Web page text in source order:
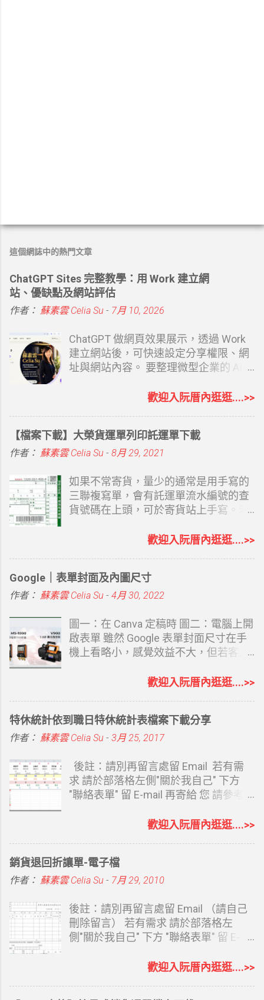
這個網誌中的熱門文章
ChatGPT Sites 完整教學：用 Work 建立網
站、優缺點及網站評估
作者： 蘇素雲 Celia Su - 7月 10, 2026
ChatGPT 做網頁效果展示，透過 Work
建立網站後，可快速設定分享權限、網
址與網站內容。 要整理微型企業的 AI
建立自己的專屬網站 從 0 開始打造個人
Blogger 都有點難度，Canva 你也覺得
還要有想法，當然還有其他的 AI 工具可
受大家歡迎，常用、沒陌生感的
ChatGPT 也有了相對完整的網站功能。
說它完整是因為涵蓋了必要的 SEO 及想
OpenAI 於 2026 年 7 月 9 日宣布推出
建立、修改及發布網站。不需要懂
HTML、CSS，也不用購買主機或安裝
網站，就能透過對話逐步完成。 目前開
放給 Pro、Pro Lite、Edu 等帳號使用
者，Plus 帳號陸續開放中，免費帳號及
方說明中沒提及。 我是 Plus 帳號，
它我的部落格、形象網站、Instagram
與 YouTube 網址，請 ChatGPT Work 幫
構、版面設計、數位平台入口，到後續
修改字體、導覽列、按鈕與網址，都透
過對話完成。 ChatGPT Sites 的優點
用說太多，因為若你已是長期使用者，
平常對話中了解，並主動提供內容，做
出來的網址也滿足 SEO 要求，包括：
歡迎入阮厝內逛逛....>>
【檔案下載】大榮貨運單列印託運單下載
作者： 蘇素雲 Celia Su - 8月 29, 2021
如果不常寄貨，量少的通常是用手寫的
三聯複寫單，會有託運單流水編號的查
貨號碼在上頭，可於寄貨站上手寫。若
的三聯托運單，再自己套表列印，至少
備用，當然電腦強的還是可以 EXCEL
建立資料再至 WORD 套印，選擇一個自
提供，有需要的再留言和我說（別直接
留 Email 嘿，會被看光） 最方便的當然
是請大榮貨運來公司安裝託運軟體，再
式印表機適用二側有洞的小貼紙，公司
印及軟體操作運費說明 Kerry大榮貨運
點陣式三聯複印託運單 新版 Kerry大榮
Kerry大榮貨運 印表套印結果 Kerry大榮
貨運 印表機設定-邊界 Kerry大榮貨運 印
表機設定-紙張 Kerry大榮貨運 印表機設
聯，所以要有點陣式印表機 我套的是
EXC...
歡迎入阮厝內逛逛....>>
Google｜表單封面及內圖尺寸
作者： 蘇素雲 Celia Su - 4月 30, 2022
圖一：在 Canva 定稿時 圖二：電腦上開
啟表單 雖然 Google 表單封面尺寸在手
機上看略小，感覺效益不大，但若客人
然都會 Canva 了，就會想要自己做一個
上 1280*720px，我覺得看圖最舒服，
手機上看字體會略小。因為我是用 ig 的
人都用手機開啟。所以還是選擇用正方
形。 本來想直接用 ig 尺寸，但在電腦上
開啟，圖會太大，不太合適，所以縮至
但取其相對清楚，且手機上看效果很
Google 表單 Banner 尺寸套用結果如首
圖 一二你可以比對，誤差值很小。這尺
單，因為表單封面其實尺寸不大，所以
我沒要求畫質。 Google 表單因為製作
簡單，填寫資料的人也很方便，且可以
所以真的要好好利用它。 Midjourney 生
歡迎入阮厝內逛逛....>>
特休統計依到職日特休統計表檔案下載分享
作者： 蘇素雲 Celia Su - 3月 25, 2017
後註：請別再留言處留 Email 若有需
求 請於部落格左側"關於我自己" 下方
"聯絡表單" 留 E-mail 再寄給 您 請參考
說明 之前特休是以曆年制計算，假單統
到職日 計算及統整日期變的比較麻煩 用
EXCEL 弄了個簡易的特休統計表 一來方
來可以讓主管即時知道所有休假情況
（同一天太多人請假會很Orz) 想說好不
容易撥空才完成它，或許有人也有需
說明太長 ） １.第四列：滿年資為到去
歡迎入阮厝內逛逛....>>
銷貨退回折讓單-電子檔
作者： 蘇素雲 Celia Su - 7月 29, 2010
後註：請別再留言處留 Email （請自己
刪除留言） 若有需求 請於部落格左
側"關於我自己" 下方 "聯絡表單" 留 E-
讀： 使用表單索取檔案說明 銷貨退回折
歡迎入阮厝內逛逛....>>